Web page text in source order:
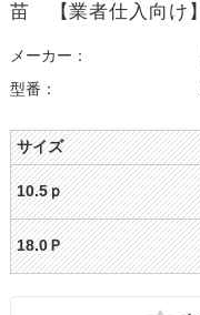
苗 【業者仕入向け】
メーカー：
型番：
サイズ
10.5ｐ
18.0Ｐ